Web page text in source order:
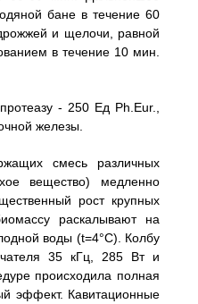
бане в течение 60
и щелочи, равной
в течение 10 мин.
- 250 Ед Ph.Eur.,
железы.
смесь различных
вещество) медленно
рост крупных
раскалывают на
воды (t=4°C). Колбу
35 кГц, 285 Вт и
происходила полная
эффект. Кавитационные